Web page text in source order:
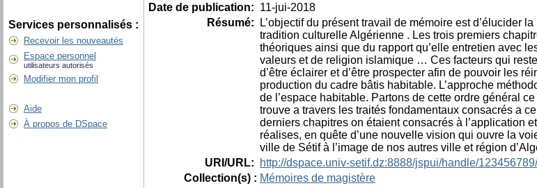
Services personnalisés :
Recevoir les nouveautés
Espace personnel
utilisateurs autorisés
Modifier mon profil
Aide
À propos de DSpace
Date de publication: 11-jui-2018
Résumé:
L’objectif du présent travail de mémoire est d’élucider
tradition culturelle Algérienne . Les trois premiers
théoriques ainsi que du rapport qu’elle entretien avec
valeurs et de religion islamique … Ces facteurs qui
d’être éclairer et d’être prospecter afin de pouvoir les
production du cadre bâtis habitable. L’approche
de l’espace habitable. Partons de cette ordre général
trouve a travers les traités fondamentaux consacrés a
derniers chapitres on étaient consacrés à l’application
réalises, en quête d’une nouvelle vision qui ouvre la
ville de Sétif à l’image de nos autres ville et région
URI/URL:
http://dspace.univ-setif.dz:8888/jspui/handle/
Collection(s) : Mémoires de magistère